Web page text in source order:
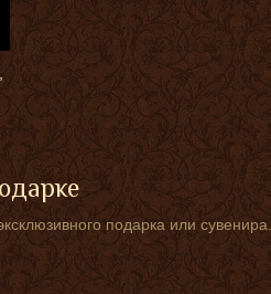
подарка или сувенира.